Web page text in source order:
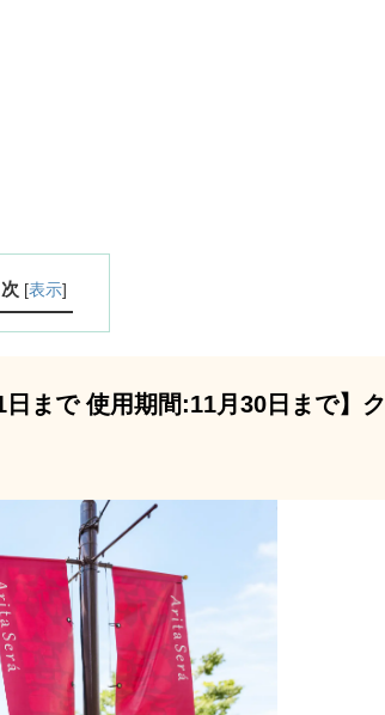
[表示]
日まで 使用期間:11月30日まで】ク